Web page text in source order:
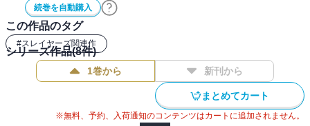
続巻を自動購入
この作品のタグ
#スレイヤーズ関連作
シリーズ作品(8件)
1巻から 新刊から
まとめてカート
※無料、予約、入荷通知のコンテンツはカートに追加されません。